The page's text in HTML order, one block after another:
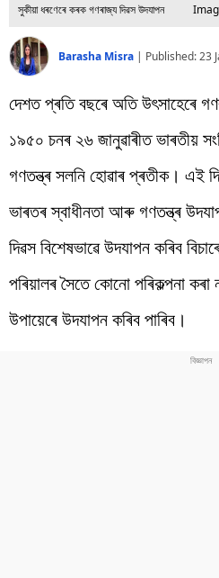
সুকীয়া ধৰণেৰে কৰক গণৰাজ্য দিৱস উদযাপন
Barasha Misra | Published:23
দেশত প্ৰতি বছৰে অতি উৎসাহেৰে
১৯৫০ চনৰ ২৬ জানুৱাৰীত ভাৰতীয়
গণতন্ত্ৰ সলনি হোৱাৰ প্ৰতীক। এই
ভাৰতৰ স্বাধীনতা আৰু গণতন্ত্ৰ
দিৱস বিশেষভাৱে উদযাপন কৰিব
পৰিয়ালৰ সৈতে কোনো পৰিকল্পনা
উপায়েৰে উদযাপন কৰিব পাৰিব।